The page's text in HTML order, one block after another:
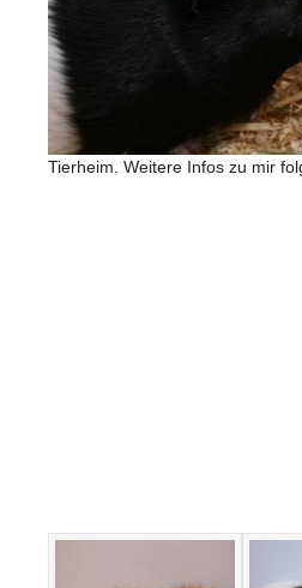
Tierheim. Weitere Infos zu mir